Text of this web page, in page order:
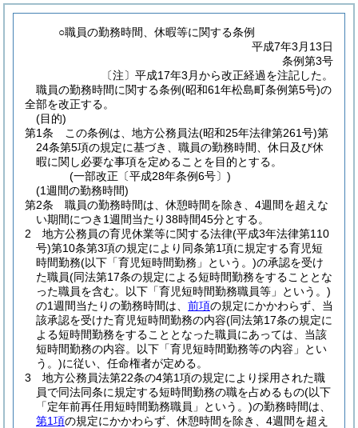
○職員の勤務時間、休暇等に関する条例
平成7年3月13日
条例第3号
〔注〕平成17年3月から改正経過を注記した。
職員の勤務時間に関する条例(昭和61年松島町条例第5号)の
全部を改正する。
(目的)
第1条
この条例は、地方公務員法(昭和25年法律第261号)第
24条第5項の規定に基づき、職員の勤務時間、休日及び休
暇に関し必要な事項を定めることを目的とする。
(一部改正〔平成28年条例6号〕)
(1週間の勤務時間)
第2条
職員の勤務時間は、休憩時間を除き、4週間を超えな
い期間につき1週間当たり38時間45分とする。
2
地方公務員の育児休業等に関する法律(平成3年法律第110
号)第10条第3項の規定により同条第1項に規定する育児短
時間勤務(以下「育児短時間勤務」という。)の承認を受け
た職員(同法第17条の規定による短時間勤務をすることとな
った職員を含む。以下「育児短時間勤務職員等」という。)
の1週間当たりの勤務時間は、 前項の規定にかかわらず、当
該承認を受けた育児短時間勤務の内容(同法第17条の規定に
よる短時間勤務をすることとなった職員にあっては、当該
短時間勤務の内容。以下「育児短時間勤務等の内容」とい
う。)に従い、任命権者が定める。
3
地方公務員法第22条の4第1項の規定により採用された職
員で同法同条に規定する短時間勤務の職を占めるもの(以下
「定年前再任用短時間勤務職員」という。)の勤務時間は、
第1項の規定にかかわらず、休憩時間を除き、4週間を超え